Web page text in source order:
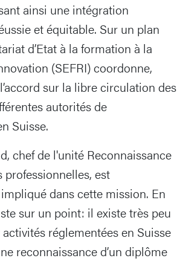
ainsi une intégration
et équitable. Sur un plan
d’Etat à la formation à la
(SEFRI) coordonne,
sur la libre circulation des
autorités de
Suisse.
chef de l'unité Reconnaissance
est
dans cette mission. En
sur un point: il existe très peu
réglementées en Suisse
reconnaissance d’un diplôme